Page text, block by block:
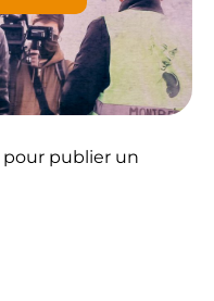
pour publier un